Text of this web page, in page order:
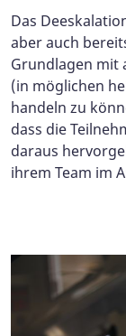
Das
aber auch
Grundlagen mit
(in möglichen
handeln zu
dass die
daraus
ihrem Team im